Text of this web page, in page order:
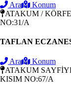
Ara
Konum
ATAKUM /
NO:31/A
TAFLAN
Ara
Konum
ATAKUM
KISIM NO:67/A